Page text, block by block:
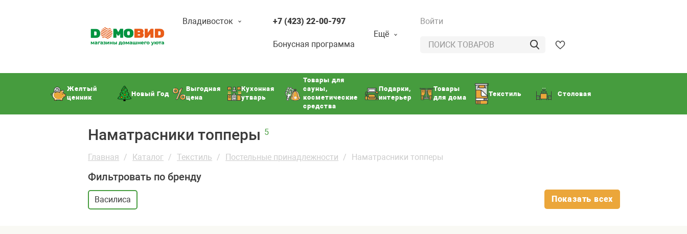
Владивосток +7 (423) 22-00-797
Бонусная программа
Ещё
Войти
Желтый
ценник
Новый Год
Выгодная
цена
Кухонная
утварь
Товары для
сауны,
косметические
средства
Подарки,
интерьер
Товары
для дома
Текстиль Столовая
Наматрасники топперы 5
Главная Каталог Текстиль Постельные принадлежности Наматрасники топперы
Фильтровать по бренду
Василиса Показать всех